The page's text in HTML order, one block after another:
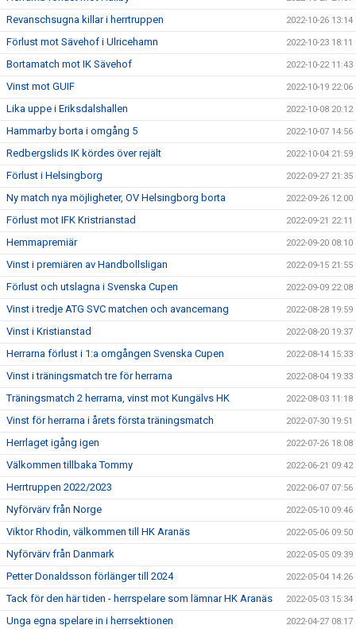
Revanschsugna killar i herrtruppen 2022-10-26 13:14
Förlust mot Sävehof i Ulricehamn 2022-10-23 18:11
Bortamatch mot IK Sävehof 2022-10-22 11:43
Vinst mot GUIF 2022-10-19 22:06
Lika uppe i Eriksdalshallen 2022-10-08 20:12
Hammarby borta i omgång 5 2022-10-07 14:56
Redbergslids IK kördes över rejält 2022-10-04 21:59
Förlust i Helsingborg 2022-09-27 21:35
Ny match nya möjligheter, OV Helsingborg borta 2022-09-26 12:00
Förlust mot IFK Kristrianstad 2022-09-21 22:11
Hemmapremiär 2022-09-20 08:10
Vinst i premiären av Handbollsligan 2022-09-15 21:55
Förlust och utslagna i Svenska Cupen 2022-09-09 22:08
Vinst i tredje ATG SVC matchen och avancemang 2022-08-28 19:59
Vinst i Kristianstad 2022-08-20 19:37
Herrarna förlust i 1:a omgången Svenska Cupen 2022-08-14 15:33
Vinst i träningsmatch tre för herrarna 2022-08-04 19:33
Träningsmatch 2 herrarna, vinst mot Kungälvs HK 2022-08-03 11:18
Vinst för herrarna i årets första träningsmatch 2022-07-30 19:51
Herrlaget igång igen 2022-07-26 18:08
Välkommen tillbaka Tommy 2022-06-21 09:42
Herrtruppen 2022/2023 2022-06-07 07:56
Nyförvärv från Norge 2022-05-10 09:46
Viktor Rhodin, välkommen till HK Aranäs 2022-05-06 09:50
Nyförvärv från Danmark 2022-05-05 09:39
Petter Donaldsson förlänger till 2024 2022-05-04 14:26
Tack för den här tiden - herrspelare som lämnar HK Aranäs 2022-05-03 15:34
Unga egna spelare in i herrsektionen 2022-04-27 08:17